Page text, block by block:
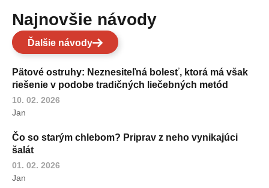
Najnovšie návody
Ďalšie návody
Pätové ostruhy: Neznesiteľná bolesť, ktorá má však
riešenie v podobe tradičných liečebných metód
10. 02. 2026
Jan
Čo so starým chlebom? Priprav z neho vynikajúci
šalát
01. 02. 2026
Jan